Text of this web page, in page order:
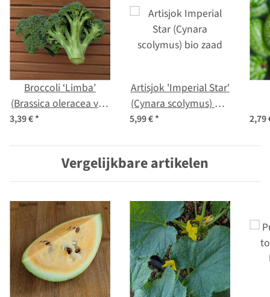
Broccoli ‘Limba’
(Brassica oleracea var.
italica) biologisch
3,39 €*
Artisjok 'Imperial Star'
(Cynara scolymus) bio
5,99 €* 2,79
Vergelijkbare artikelen